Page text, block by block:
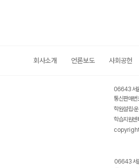
회사소개 언론보도 사회공헌
06643 서
통신판매
학원설립·
학습지원
06643 서